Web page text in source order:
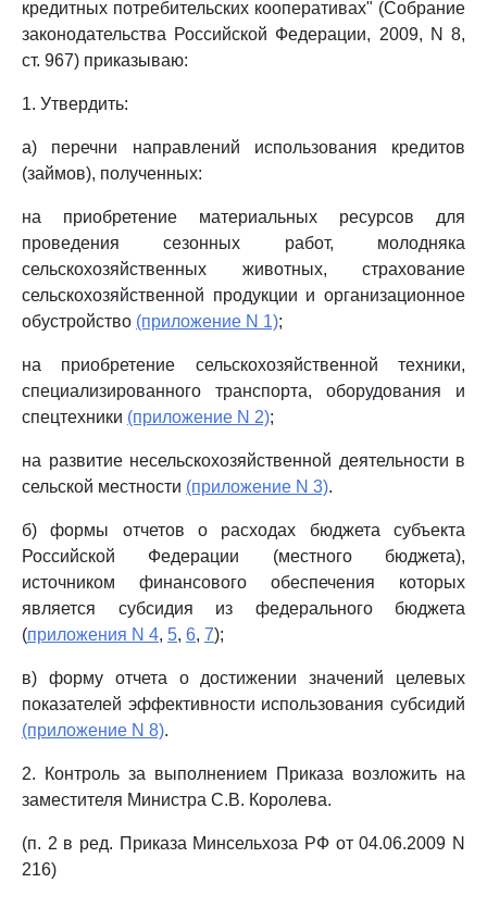
кредитных потребительских кооперативах" (Собрание
законодательства Российской Федерации, 2009, N 8,
ст. 967) приказываю:
1. Утвердить:
а) перечни направлений использования кредитов
(займов), полученных:
на приобретение материальных ресурсов для
проведения сезонных работ, молодняка
сельскохозяйственных животных, страхование
сельскохозяйственной продукции и организационное
обустройство (приложение N 1);
на приобретение сельскохозяйственной техники,
специализированного транспорта, оборудования и
спецтехники (приложение N 2);
на развитие несельскохозяйственной деятельности в
сельской местности (приложение N 3).
б) формы отчетов о расходах бюджета субъекта
Российской Федерации (местного бюджета),
источником финансового обеспечения которых
является субсидия из федерального бюджета
(приложения N 4, 5, 6, 7);
в) форму отчета о достижении значений целевых
показателей эффективности использования субсидий
(приложение N 8).
2. Контроль за выполнением Приказа возложить на
заместителя Министра С.В. Королева.
(п. 2 в ред. Приказа Минсельхоза РФ от 04.06.2009 N
216)